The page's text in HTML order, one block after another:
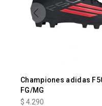
Championes adidas
FG/MG
$ 4.290